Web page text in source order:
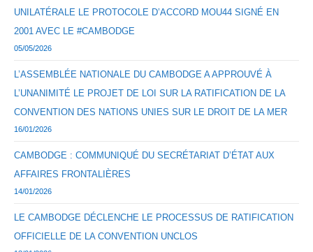
UNILATÉRALE LE PROTOCOLE D’ACCORD MOU44 SIGNÉ EN
2001 AVEC LE #CAMBODGE
05/05/2026
L’ASSEMBLÉE NATIONALE DU CAMBODGE A APPROUVÉ À
L’UNANIMITÉ LE PROJET DE LOI SUR LA RATIFICATION DE LA
CONVENTION DES NATIONS UNIES SUR LE DROIT DE LA MER
16/01/2026
CAMBODGE : COMMUNIQUÉ DU SECRÉTARIAT D’ÉTAT AUX
AFFAIRES FRONTALIÈRES
14/01/2026
LE CAMBODGE DÉCLENCHE LE PROCESSUS DE RATIFICATION
OFFICIELLE DE LA CONVENTION UNCLOS